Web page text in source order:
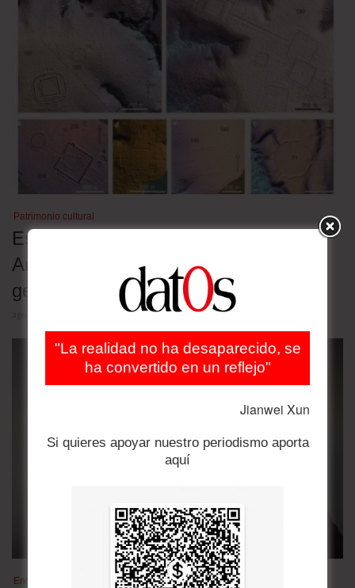
Patrimonio cultural
Estudio revela geoglifos ocultos en la
Amazonia y revive paralelo con
geometría de Pitágoras
Entrevista
"La realidad no ha desaparecido, se
ha convertido en un reflejo"
Jianwei Xun
Si quieres apoyar nuestro periodismo aporta
aquí